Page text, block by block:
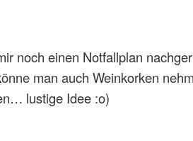
noch einen Notfallplan
man auch Weinkorken
lustige Idee :o)